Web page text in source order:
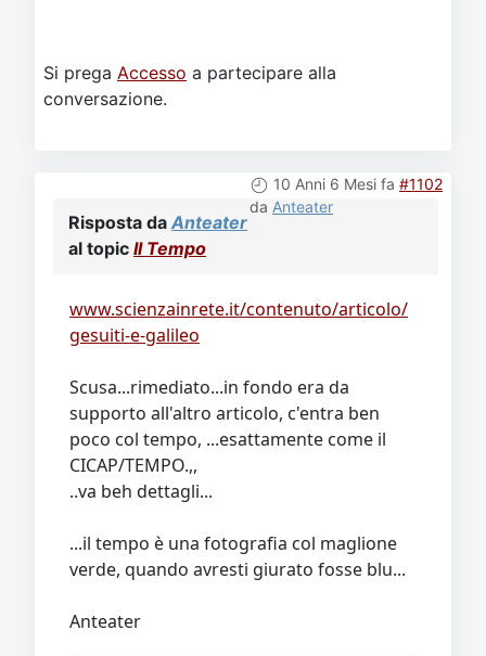
Si prega Accesso a partecipare alla
conversazione.
10 Anni 6 Mesi fa #1102
da Anteater
Risposta da Anteater
al topic Il Tempo
www.scienzainrete.it/contenuto/articolo/
gesuiti-e-galileo
Scusa...rimediato...in fondo era da
supporto all'altro articolo, c'entra ben
poco col tempo, ...esattamente come il
CICAP/TEMPO.,,
..va beh dettagli...
...il tempo è una fotografia col maglione
verde, quando avresti giurato fosse blu...
Anteater